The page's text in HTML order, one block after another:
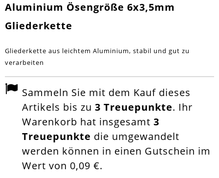
Aluminium Ösengröße 6x3,5mm
Gliederkette
Gliederkette aus leichtem Aluminium, stabil und gut zu
verarbeiten
Sammeln Sie mit dem Kauf dieses
Artikels bis zu 3 Treuepunkte. Ihr
Warenkorb hat insgesamt 3
Treuepunkte die umgewandelt
werden können in einen Gutschein im
Wert von 0,09 €.